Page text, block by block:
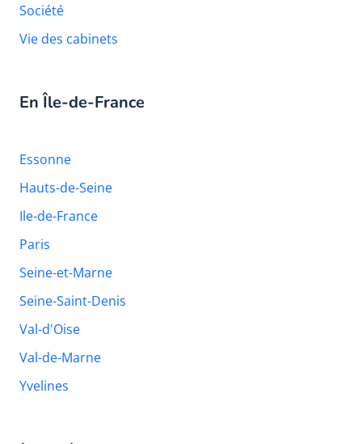
Société
Vie des cabinets
En Île-de-France
Essonne
Hauts-de-Seine
Ile-de-France
Paris
Seine-et-Marne
Seine-Saint-Denis
Val-d'Oise
Val-de-Marne
Yvelines